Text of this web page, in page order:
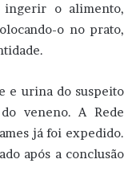
ingerir o alimento,
o no prato,
e urina do suspeito
veneno. A Rede
já foi expedido.
após a conclusão